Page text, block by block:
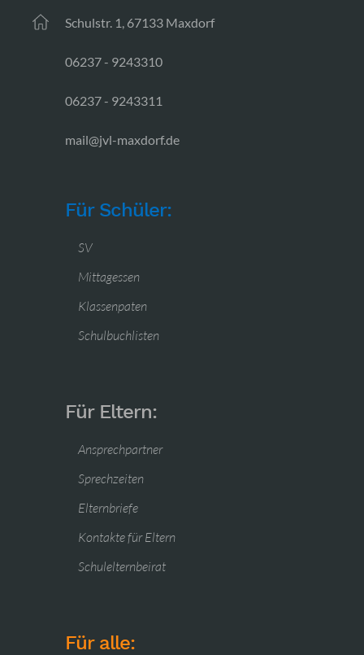
Schulstr. 1, 67133 Maxdorf
06237 - 9243310
06237 - 9243311
mail@jvl-maxdorf.de
Für Schüler:
SV
Mittagessen
Klassenpaten
Schulbuchlisten
Für Eltern:
Ansprechpartner
Sprechzeiten
Elternbriefe
Kontakte für Eltern
Schulelternbeirat
Für alle: